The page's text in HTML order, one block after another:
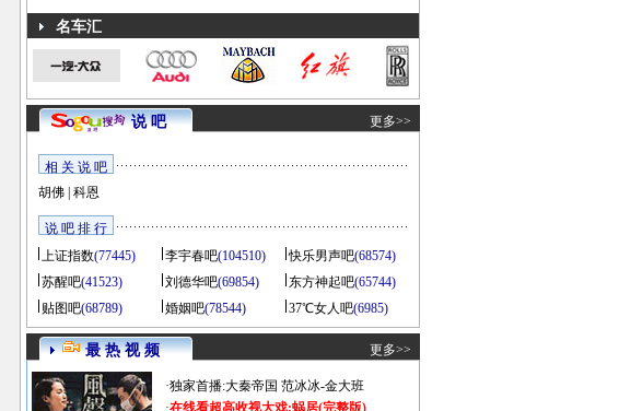
名车汇
说 吧 更多>>
相 关 说 吧
胡佛| 科恩
说 吧 排 行
上证指数(77445) 李宇春吧(104510) 快乐男声吧(68574)
苏醒吧(41523) 刘德华吧(69854) 东方神起吧(65744)
贴图吧(68789) 婚姻吧(78544) 37℃女人吧(6985)
最 热 视 频 更多>>
·独家首播:大秦帝国 范冰冰-金大班
·在线看超高收视大戏:蜗居(完整版)